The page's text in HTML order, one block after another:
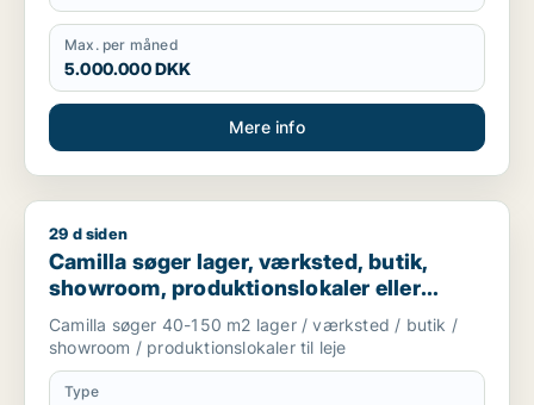
Max. per måned
5.000.000 DKK
Mere info
Camilla søger lager, værksted, butik, showroom,
29 d siden
Camilla søger lager, værksted, butik,
showroom, produktionslokaler eller
garage til leje i Nordsjælland
Camilla søger 40-150 m2 lager / værksted / butik /
showroom / produktionslokaler til leje
Type